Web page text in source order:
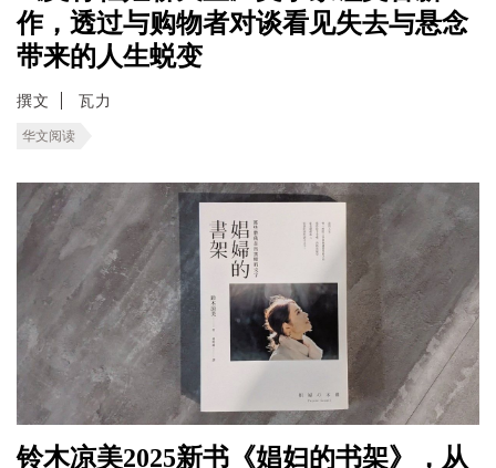
作，透过与购物者对谈看见失去与悬念
带来的人生蜕变
撰文 瓦力
华文阅读
铃木凉美2025新书《娼妇的书架》，从